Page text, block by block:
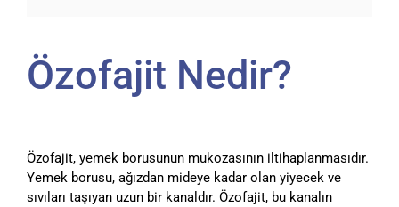
Özofajit Nedir?
Özofajit, yemek borusunun mukozasının iltihaplanmasıdır.
Yemek borusu, ağızdan mideye kadar olan yiyecek ve
sıvıları taşıyan uzun bir kanaldır. Özofajit, bu kanalın